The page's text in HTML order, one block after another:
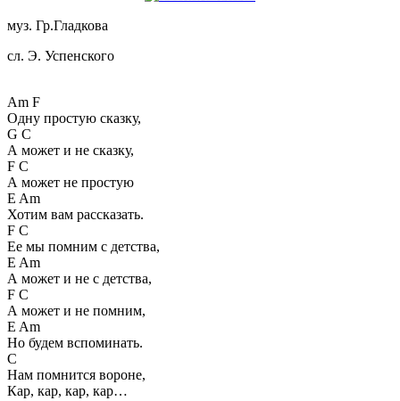
муз. Гр.Гладкова
сл. Э. Успенского
Am F
Одну простую сказку,
G C
А может и не сказку,
F C
А может не простую
E Am
Хотим вам рассказать.
F C
Ее мы помним с детства,
E Am
А может и не с детства,
F C
А может и не помним,
E Am
Но будем вспоминать.
C
Нам помнится вороне,
Кар, кар, кар, кар…